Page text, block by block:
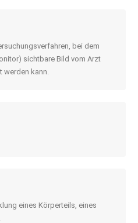
bei dem
sichtbare Bild vom Arzt
werden kann.
eines Körperteils, eines